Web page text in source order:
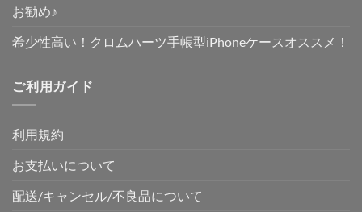
お勧め♪
希少性高い！クロムハーツ手帳型iPhoneケースオススメ！
ご利用ガイド
利用規約
お支払いについて
配送/キャンセル/不良品について